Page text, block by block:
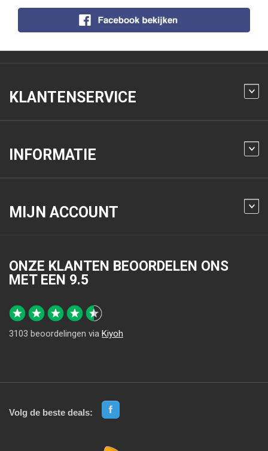
KLANTENSERVICE
INFORMATIE
MIJN ACCOUNT
ONZE KLANTEN BEOORDELEN ONS
MET EEN 9.5
3103 beoordelingen via Kiyoh
Volg de beste deals: